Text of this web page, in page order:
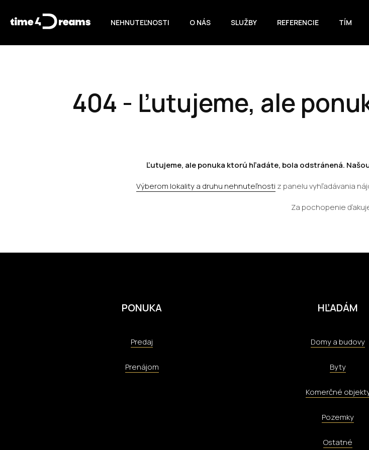
NEHNUTEĽNOSTI O NÁS SLUŽBY REFERENCIE TÍM
404 - Ľutujeme, ale
Ľutujeme, ale ponuka ktorú hľadáte, bola odstránená.
Výberom lokality a druhu nehnuteľnosti z panelu vyhľadávania
Za pochopenie
PONUKA
Predaj
Prenájom
HĽADÁM
Domy a budovy
Byty
Komerčné
Pozemky
Ostatné